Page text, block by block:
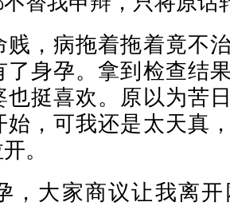
病拖着拖着竟不治
了身孕。拿到检查结
也挺喜欢。原以为苦
始，可我还是太天真
。
大家商议让我离开